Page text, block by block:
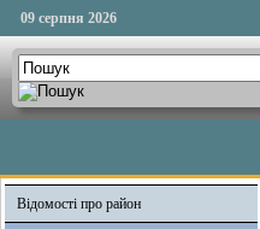
09 серпня 2026
Відомості про район